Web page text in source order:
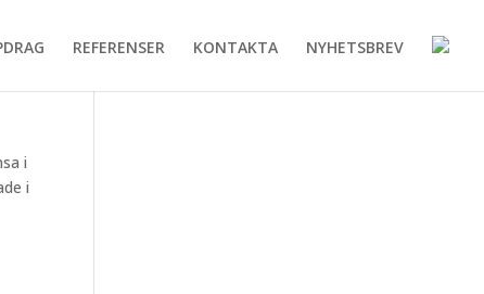
REFERENSER KONTAKTA NYHETSBREV
i
i